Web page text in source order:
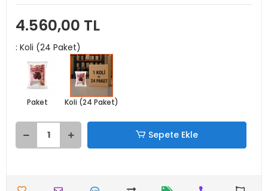
4.560,00 TL
: Koli (24 Paket)
Paket Koli (24 Paket)
Sepete Ekle